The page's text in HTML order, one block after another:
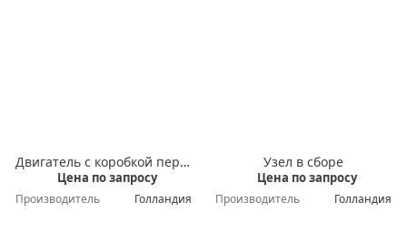
Двигатель с коробкой передач
Цена по запросу
Производитель Голландия
Узел в сборе
Цена по запросу
Производитель Голландия